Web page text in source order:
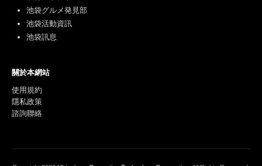
池袋グルメ発見部
池袋活動資訊
池袋訊息
關於本網站
使用規約
隱私政策
諮詢聯絡